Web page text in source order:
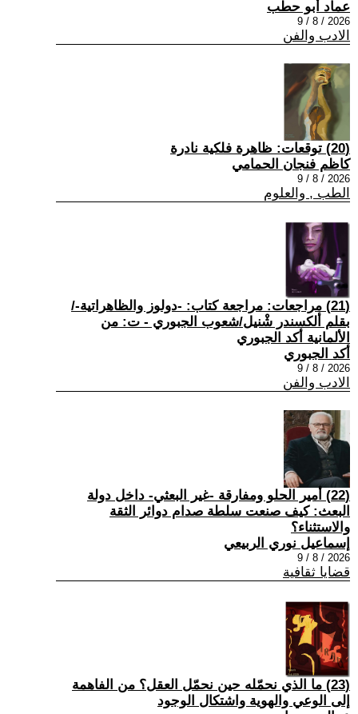
عماد أبو حطب
2026 / 8 / 9
الادب والفن
(20) توقعات: ظاهرة فلكية نادرة
كاظم فنجان الحمامي
2026 / 8 / 9
الطب , والعلوم
(21) مراجعات: مراجعة كتاب: -دولوز والظاهراتية-/
بقلم ألكسندر شْنيل/شعوب الجبوري - ت: من
الألمانية أكد الجبوري
أكد الجبوري
2026 / 8 / 9
الادب والفن
(22) أمير الحلو ومفارقة -غير البعثي- داخل دولة
البعث: كيف صنعت سلطة صدام دوائر الثقة
والاستثناء؟
إسماعيل نوري الربيعي
2026 / 8 / 9
قضايا ثقافية
(23) ما الذي نحمّله حين نحمّل العقل؟ من الفاهمة
إلى الوعي والهوية واشتكال الوجود